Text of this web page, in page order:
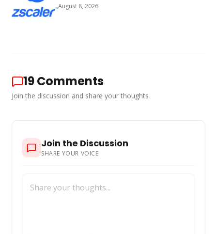
August 8, 2026
19Comments
Join the discussion and share your thoughts
Join the Discussion
SHARE YOUR VOICE